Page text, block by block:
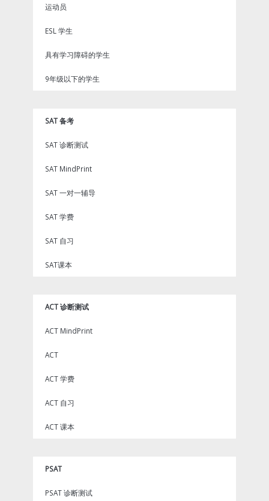
运动员
ESL 学生
具有学习障碍的学生
9年级以下的学生
SAT 备考
SAT 诊断测试
SAT MindPrint
SAT 一对一辅导
SAT 学费
SAT 自习
SAT课本
ACT 诊断测试
ACT MindPrint
ACT
ACT 学费
ACT 自习
ACT 课本
PSAT
PSAT 诊断测试